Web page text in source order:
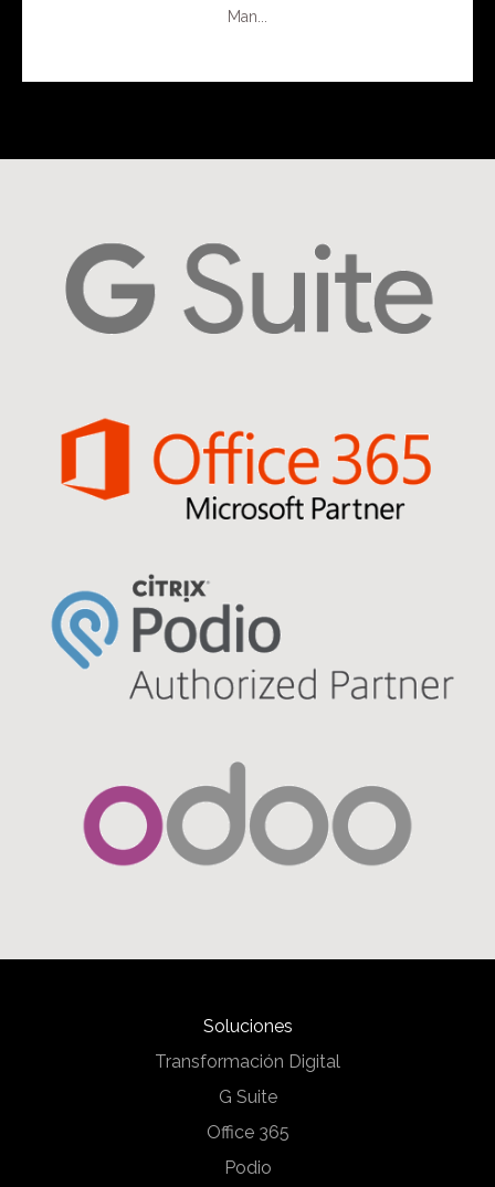
Man...
Soluciones
Transformación Digital
G Suite
Office 365
Podio